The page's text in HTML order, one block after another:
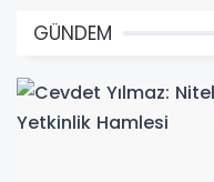
GÜNDEM